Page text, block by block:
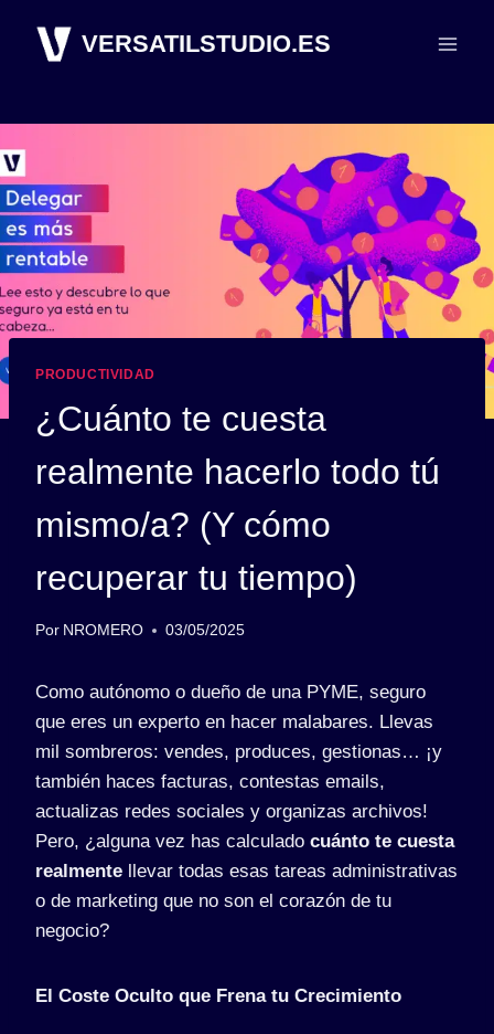
VERSATILSTUDIO.ES
PRODUCTIVIDAD
¿Cuánto te cuesta
realmente hacerlo todo tú
mismo/a? (Y cómo
recuperar tu tiempo)
Por NROMERO 03/05/2025
Como autónomo o dueño de una PYME, seguro
que eres un experto en hacer malabares. Llevas
mil sombreros: vendes, produces, gestionas… ¡y
también haces facturas, contestas emails,
actualizas redes sociales y organizas archivos!
Pero, ¿alguna vez has calculado cuánto te cuesta
realmente llevar todas esas tareas administrativas
o de marketing que no son el corazón de tu
negocio?
El Coste Oculto que Frena tu Crecimiento